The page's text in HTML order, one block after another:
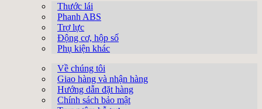
Thước lái
Phanh ABS
Trợ lực
Động cơ, hộp số
Phụ kiện khác
Về chúng tôi
Giao hàng và nhận hàng
Hướng dẫn đặt hàng
Chính sách bảo mật